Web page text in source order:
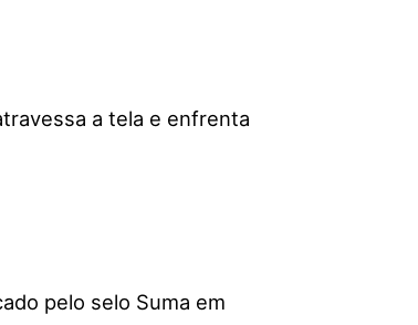
a tela e enfrenta
pelo selo Suma em